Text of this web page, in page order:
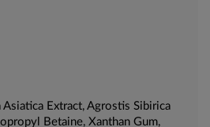
Extract, Agrostis Sibirica
Betaine, Xanthan Gum,